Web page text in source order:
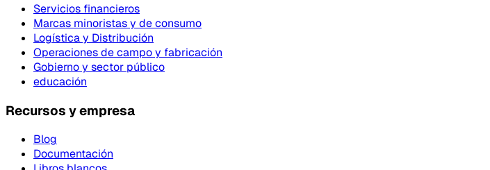
Servicios financieros
Marcas minoristas y de consumo
Logística y Distribución
Operaciones de campo y fabricación
Gobierno y sector público
educación
Recursos y empresa
Blog
Documentación